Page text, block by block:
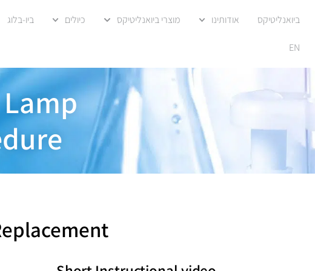
ביואנליטיקס אודותינו מוצרי ביואנליטיקס כיולים ביו-בלוג
EN